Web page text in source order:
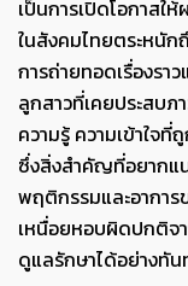
เป็นการเปิดโอกาสใ
ในสังคมไทยตระหนัก
การถ่ายทอดเรื่องรา
ลูกสาวที่เคยประสบภ
ความรู้ ความเข้าใจ
ซึ่งสิ่งสำคัญที่อยาก
พฤติกรรมและอาการ
เหนื่อยหอบผิดปกติจา
ดูแลรักษาได้อย่างทั